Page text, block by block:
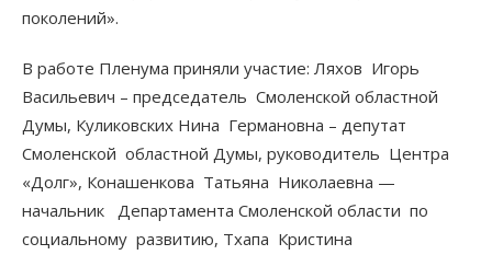
поколений».
В работе Пленума приняли участие: Ляхов Игорь
Васильевич – председатель Смоленской областной
Думы, Куликовских Нина Германовна – депутат
Смоленской областной Думы, руководитель Центра
«Долг», Конашенкова Татьяна Николаевна —
начальник Департамента Смоленской области по
социальному развитию, Тхапа Кристина